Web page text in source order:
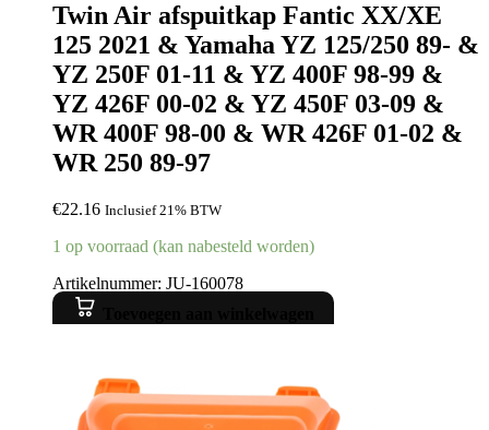
Twin Air afspuitkap Fantic XX/XE
125 2021 & Yamaha YZ 125/250 89- &
YZ 250F 01-11 & YZ 400F 98-99 &
YZ 426F 00-02 & YZ 450F 03-09 &
WR 400F 98-00 & WR 426F 01-02 &
WR 250 89-97
€22.16 Inclusief 21% BTW
1 op voorraad (kan nabesteld worden)
Artikelnummer: JU-160078